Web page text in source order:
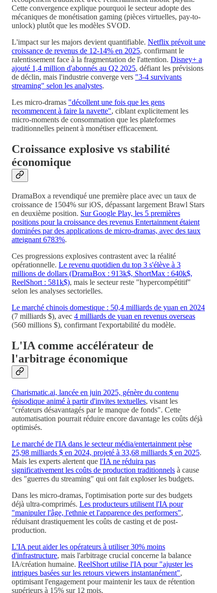
Cette convergence explique pourquoi le secteur adopte des
mécaniques de monétisation gaming (pièces virtuelles, pay-to-
unlock) plutôt que les modèles SVOD.
L'impact sur les majors devient quantifiable. Netflix prévoit une
croissance de revenus de 12-14% en 2025, confirmant le
ralentissement face à la fragmentation de l'attention. Disney+ a
ajouté 1,4 million d'abonnés au Q2 2025, défiant les prévisions
de déclin, mais l'industrie converge vers "3-4 survivants
streaming" selon les analystes.
Les micro-dramas "décollent une fois que les gens
recommencent à faire la navette", ciblant explicitement les
micro-moments de consommation que les plateformes
traditionnelles peinent à monétiser efficacement.
Croissance explosive vs stabilité
économique
DramaBox a revendiqué une première place avec un taux de
croissance de 1504% sur iOS, dépassant largement Brawl Stars
en deuxième position. Sur Google Play, les 5 premières
positions pour la croissance des revenus Entertainment étaient
dominées par des applications de micro-dramas, avec des taux
atteignant 6783%.
Ces progressions explosives contrastent avec la réalité
opérationnelle. Le revenu quotidien du top 3 s'élève à 3
millions de dollars (DramaBox : 913k$, ShortMax : 640k$,
ReelShort : 581k$), mais le secteur reste "hypercompétitif"
selon les analyses sectorielles.
Le marché chinois domestique : 50,4 milliards de yuan en 2024
(7 milliards $), avec 4 milliards de yuan en revenus overseas
(560 millions $), confirmant l'exportabilité du modèle.
L'IA comme accélérateur de
l'arbitrage économique
Charismatic.ai, lancée en juin 2025, génère du contenu
épisodique animé à partir d'invites textuelles, visant les
"créateurs désavantagés par le manque de fonds". Cette
automatisation pourrait réduire encore davantage les coûts déjà
optimisés.
Le marché de l'IA dans le secteur média/entertainment pèse
25,98 milliards $ en 2024, projeté à 33,68 milliards $ en 2025.
Mais les experts alertent que l'IA ne réduira pas
significativement les coûts de production traditionnels à cause
des "guerres du streaming" qui ont fait exploser les budgets.
Dans les micro-dramas, l'optimisation porte sur des budgets
déjà ultra-comprimés. Les producteurs utilisent l'IA pour
"manipuler l'âge, l'ethnie et l'apparence des performers",
réduisant drastiquement les coûts de casting et de post-
production.
L'IA peut aider les opérateurs à utiliser 30% moins
d'infrastructure, mais l'arbitrage crucial concerne la balance
IA/création humaine. ReelShort utilise l'IA pour "ajuster les
intrigues basées sur les retours viewers instantanément",
optimisant l'engagement pour maintenir les taux de rétention
supérieurs à 15% sur 12 mois.